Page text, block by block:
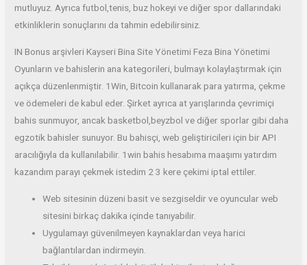
mutluyuz. Ayrıca futbol,tenis, buz hokeyi ve diğer spor dallarındaki
etkinliklerin sonuçlarını da tahmin edebilirsiniz.
IN Bonus arşivleri Kayseri Bina Site Yönetimi Feza Bina Yönetimi
Oyunların ve bahislerin ana kategorileri, bulmayı kolaylaştırmak için
açıkça düzenlenmiştir. 1Win, Bitcoin kullanarak para yatırma, çekme
ve ödemeleri de kabul eder. Şirket ayrıca at yarışlarında çevrimiçi
bahis sunmuyor, ancak basketbol,​​beyzbol ve diğer sporlar gibi daha
egzotik bahisler sunuyor. Bu bahisçi, web geliştiricileri için bir API
aracılığıyla da kullanılabilir. 1win bahis hesabıma maaşımı yatırdım
kazandım parayı çekmek istedim 2 3 kere çekimi iptal ettiler.
Web sitesinin düzeni basit ve sezgiseldir ve oyuncular web
sitesini birkaç dakika içinde tanıyabilir.
Uygulamayı güvenilmeyen kaynaklardan veya harici
bağlantılardan indirmeyin.